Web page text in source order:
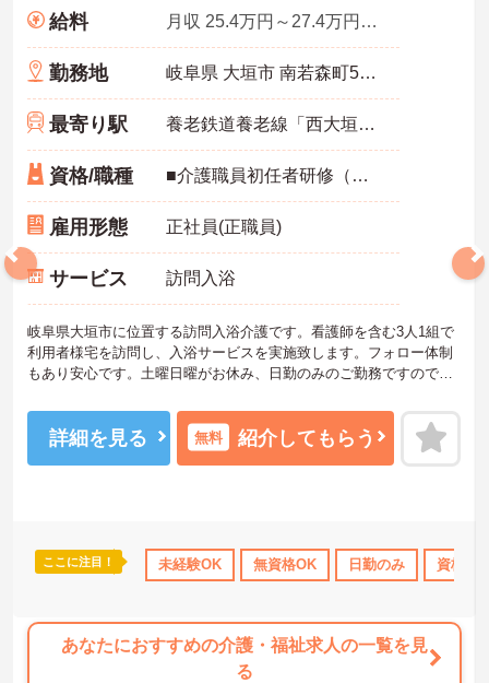
無資格OK 社会保険完備 交通費支給
給料 月収 25.4万円～27.4万円程度
勤務地 岐阜県 大垣市 南若森町574-1 南若森事務所･1F
最寄り駅 養老鉄道養老線「西大垣駅」徒歩11分
資格/職種 ■介護職員初任者研修（ヘルパー2級）以上、介護福祉士 いずれか ■経験不問 ■普通自動車運転免許（AT限定可能）必須
雇用形態 正社員(正職員)
サービス 訪問入浴
岐阜県大垣市に位置する訪問入浴介護です。看護師を含む3人1組で
利用者様宅を訪問し、入浴サービスを実施致します。フォロー体制
もあり安心です。土曜日曜がお休み、日勤のみのご勤務ですので、
ご興味をお持ちの方には詳細の情報や面接のポイントをお伝えしま
すのでお気軽にお問い合わせくださいませ。
詳細を見る 無料 紹介してもらう
ここに注目！ 未経験OK 無資格OK 日勤のみ 資格取
あなたにおすすめの介護・福祉求人の一覧を見
る